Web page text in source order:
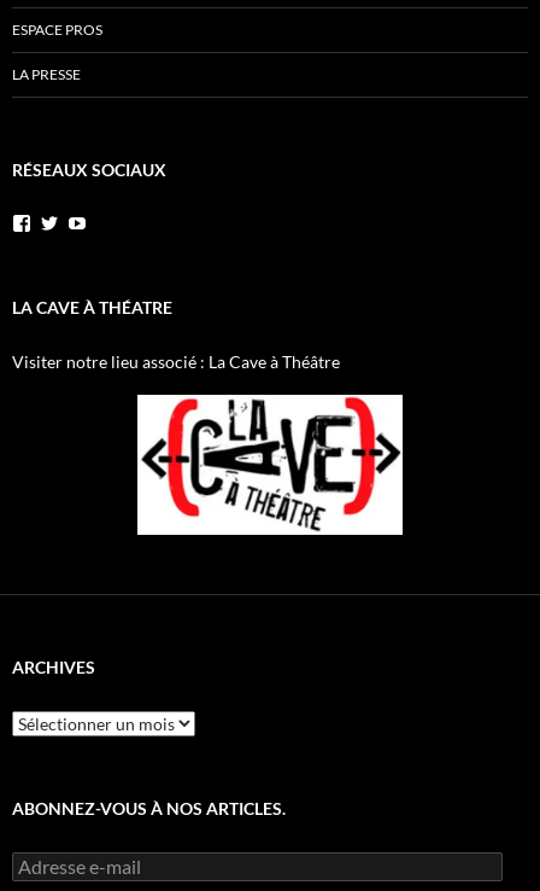
ESPACE PROS
LA PRESSE
RÉSEAUX SOCIAUX
Voir
AnnibalEtSesElephants
sur
Voir
annibal_lacave
sur
LA CAVE À THÉATRE
Visiter notre lieu associé : La Cave à Théâtre
ARCHIVES
Archives
ABONNEZ-VOUS À NOS ARTICLES.
Adresse
e-